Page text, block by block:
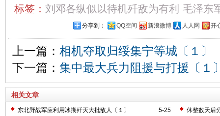
标签： 刘邓各纵似以待机歼敌为有利 毛泽东
分享到： QQ空间 新浪微博 人人网 开
上一篇： 相机夺取归绥集宁等城〔１〕
下一篇： 集中最大兵力阻援与打援〔１
相关文章
5-25
东北野战军应利用冰期歼灭大批敌人〔１〕
休整数天后